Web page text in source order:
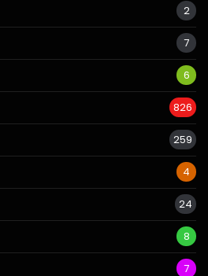
2
7
6
826
259
4
24
8
7